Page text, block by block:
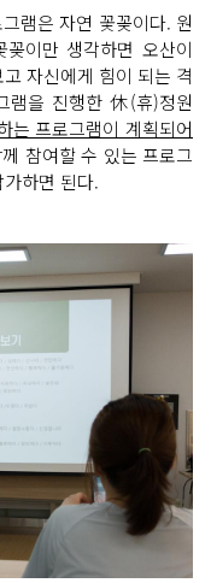
램은 자연 꽃꽂이다. 원
이만 생각하면 오산이
자신에게 힘이 되는 격
램을 진행한 休(휴)정원
는 프로그램이 계획되어
참여할 수 있는 프로그
하면 된다.